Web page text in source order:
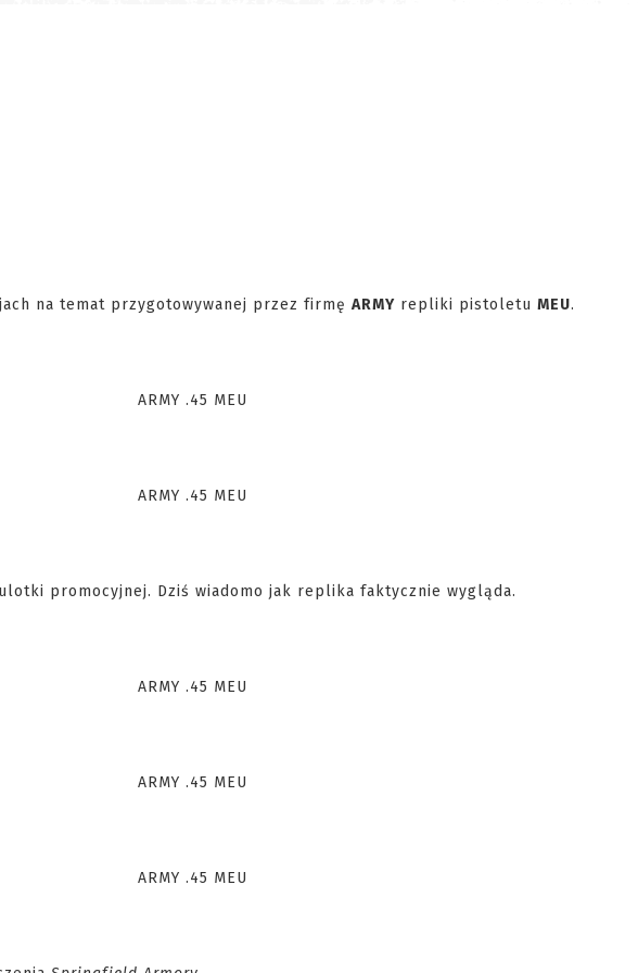
na temat przygotowywanej przez firmę ARMY repliki pistoletu MEU.
promocyjnej. Dziś wiadomo jak replika faktycznie wygląda.